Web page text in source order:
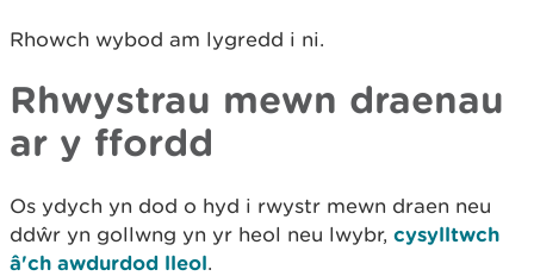
Rhowch wybod am lygredd i ni.
Rhwystrau mewn draenau
ar y ffordd
Os ydych yn dod o hyd i rwystr mewn draen neu
ddŵr yn gollwng yn yr heol neu lwybr, cysylltwch
â'ch awdurdod lleol.